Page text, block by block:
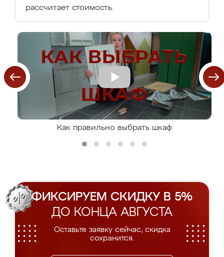
рассчитает стоимость.
Как правильно выбрать шкаф
ФИКСИРУЕМ СКИДКУ В 5%
ДО КОНЦА АВГУСТА
Оставьте заявку сейчас, скидка
сохранится.